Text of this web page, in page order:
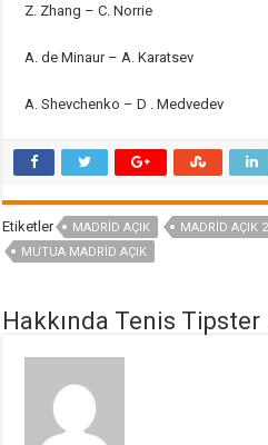
Z. Zhang – C. Norrie
A. de Minaur – A. Karatsev
A. Shevchenko – D . Medvedev
Etiketler MADRID AÇIK MADRID AÇIK
MUTUA MADRID AÇIK
Hakkında Tenis Tipster